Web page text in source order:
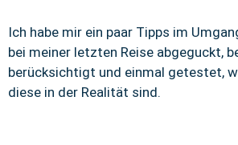
Ich habe mir ein paar Tipps im
bei meiner letzten Reise abgeguckt,
berücksichtigt und einmal getestet,
diese in der Realität sind.